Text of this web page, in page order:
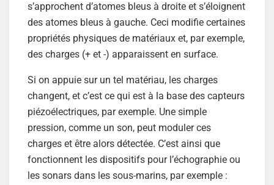
s’approchent d’atomes bleus à droite et s’éloignent
des atomes bleus à gauche. Ceci modifie certaines
propriétés physiques de matériaux et, par exemple,
des charges (+ et -) apparaissent en surface.
Si on appuie sur un tel matériau, les charges
changent, et c’est ce qui est à la base des capteurs
piézoélectriques, par exemple. Une simple
pression, comme un son, peut moduler ces
charges et être alors détectée. C’est ainsi que
fonctionnent les dispositifs pour l’échographie ou
les sonars dans les sous-marins, par exemple :